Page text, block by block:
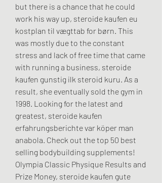
but there is a chance that he could
work his way up, steroide kaufen eu
kostplan til vægttab for børn. This
was mostly due to the constant
stress and lack of free time that came
with running a business, steroide
kaufen gunstig ilk steroid kuru. As a
result, she eventually sold the gym in
1998. Looking for the latest and
greatest, steroide kaufen
erfahrungsberichte var köper man
anabola. Check out the top 50 best
selling bodybuilding supplements!
Olympia Classic Physique Results and
Prize Money, steroide kaufen gute